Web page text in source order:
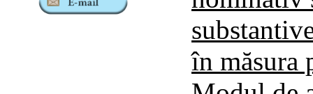
în măsura